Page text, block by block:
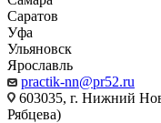
Саратов
Уфа
Ульяновск
Ярославль
practik-nn@pr52.ru
603035, г. Нижний
Рябцева)